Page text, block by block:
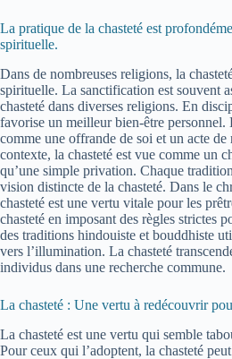
La pratique de la chasteté est
spirituelle.
Dans de nombreuses religions, la
spirituelle. La sanctification est souvent
chasteté dans diverses religions. En
favorise un meilleur bien-être personnel.
comme une offrande de soi et un acte
contexte, la chasteté est vue comme un
qu’une simple privation. Chaque
vision distincte de la chasteté. Dans le
chasteté est une vertu vitale pour les
chasteté en imposant des règles strictes
des traditions hindouiste et bouddhiste
vers l’illumination. La chasteté
individus dans une recherche commune.
La chasteté : Une vertu à redécouvrir
La chasteté est une vertu qui semble
Pour ceux qui l’adoptent, la chasteté